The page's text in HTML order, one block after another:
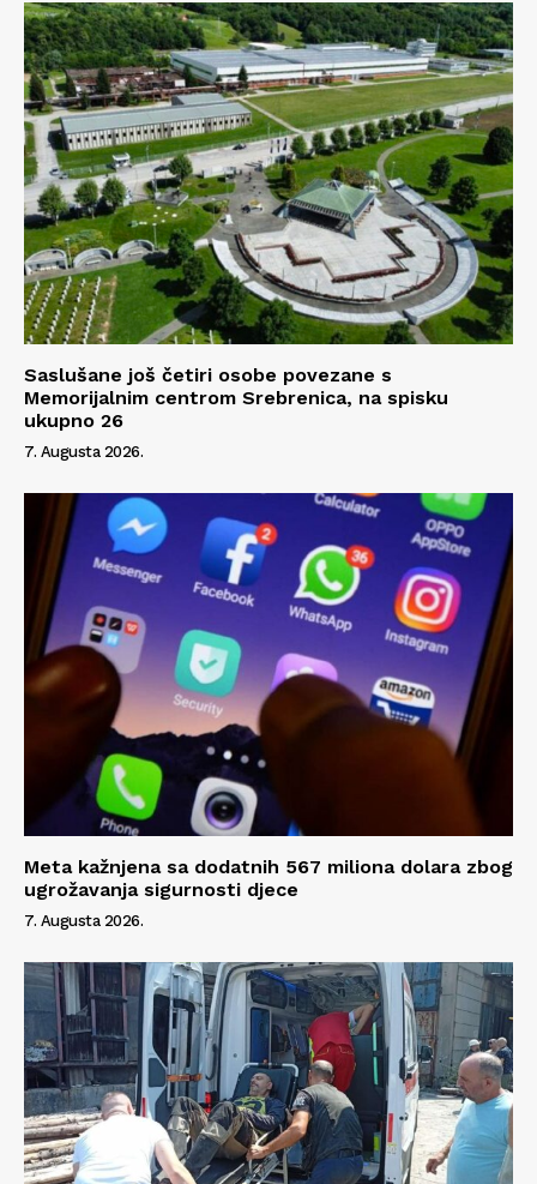
Saslušane još četiri osobe povezane s
Memorijalnim centrom Srebrenica, na spisku
ukupno 26
7. Augusta 2026.
Meta kažnjena sa dodatnih 567 miliona dolara zbog
ugrožavanja sigurnosti djece
7. Augusta 2026.